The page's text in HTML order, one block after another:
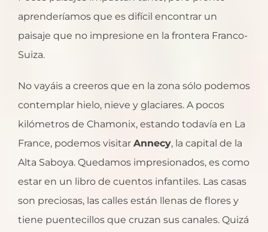
aprenderíamos que es difícil encontrar un
paisaje que no impresione en la frontera Franco-
Suiza.
No vayáis a creeros que en la zona sólo podemos
contemplar hielo, nieve y glaciares. A pocos
kilómetros de Chamonix, estando todavía en La
France, podemos visitar Annecy, la capital de la
Alta Saboya. Quedamos impresionados, es como
estar en un libro de cuentos infantiles. Las casas
son preciosas, las calles están llenas de flores y
tiene puentecillos que cruzan sus canales. Quizá